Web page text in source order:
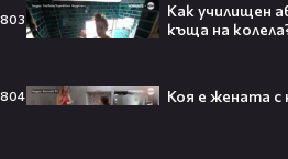
803
Как училищен
къща на
804 Коя е жената с
„Ще се